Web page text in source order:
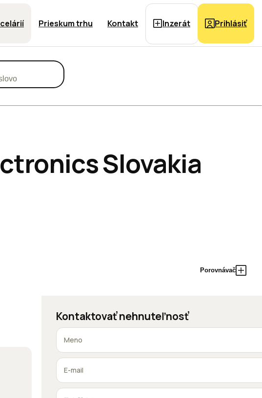
Prieskum trhu Kontakt Inzerát Prihlásiť
Slovakia
Porovnávač
Kontaktovať nehnuteľnosť